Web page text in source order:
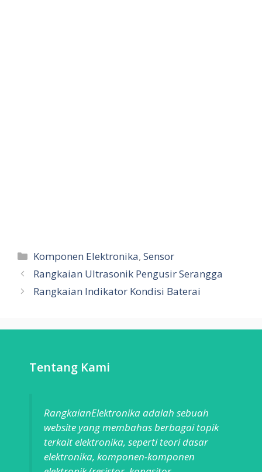
Categories
Komponen Elektronika,Sensor
Rangkaian Ultrasonik Pengusir Serangga
Rangkaian Indikator Kondisi Baterai
Tentang Kami
RangkaianElektronika adalah sebuah
website yang membahas berbagai topik
terkait elektronika, seperti teori dasar
elektronika, komponen-komponen